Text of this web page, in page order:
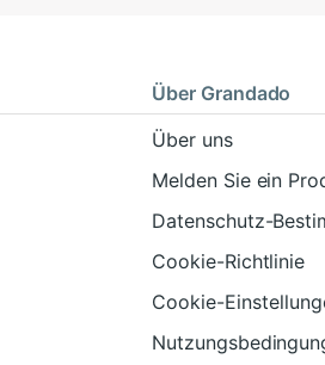
Über Grandado
Über uns
Melden Sie ein
Datenschutz-
Cookie-Richtlinie
Cookie-